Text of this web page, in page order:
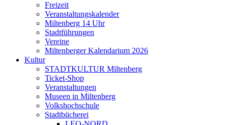
Freizeit
Veranstaltungskalender
Miltenberg 14 Uhr
Stadtführungen
Vereine
Miltenberger Kalendarium 2026
Kultur
STADTKULTUR Miltenberg
Ticket-Shop
Veranstaltungen
Museen in Miltenberg
Volkshochschule
Stadtbücherei